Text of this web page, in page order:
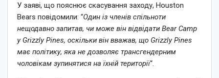
У заяві, що пояснює скасування заходу, Houston
Bears повідомили: “Один із членів спільноти
нещодавно запитав, чи може він відвідати Bear Camp
у Grizzly Pines, оскільки він вважав, що Grizzly Pines
має політику, яка не дозволяє трансгендерним
чоловікам зупинятися на їхній території“.